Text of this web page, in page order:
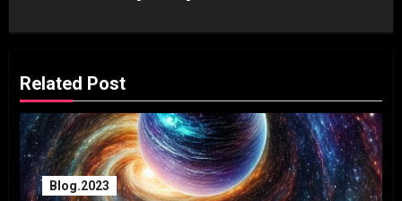
Related Post
Blog.2023